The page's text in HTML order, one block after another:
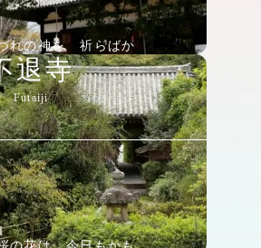
れの神を 祈らばか
退寺
Futaiji